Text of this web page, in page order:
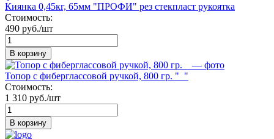
Киянка 0,45кг, 65мм "ПРОФИ" рез стекпласт рукоятка
Стоимость:
490 руб./шт
В корзину
Топор с фиберглассовой ручкой, 800 гр. "_"
Стоимость:
1 310 руб./шт
В корзину